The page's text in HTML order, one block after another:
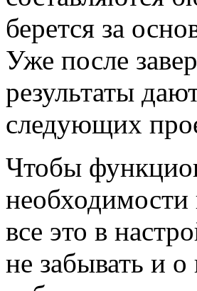
берется за
Уже после
результаты
следующих
Чтобы
необходимости
все это в
не забывать и